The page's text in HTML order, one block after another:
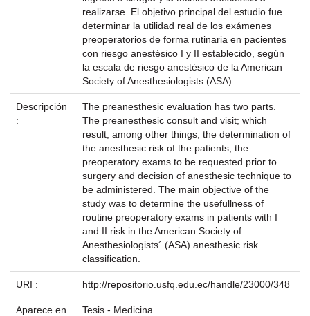
realizarse. El objetivo principal del estudio fue
determinar la utilidad real de los exámenes
preoperatorios de forma rutinaria en pacientes
con riesgo anestésico I y II establecido, según
la escala de riesgo anestésico de la American
Society of Anesthesiologists (ASA).
Descripción
:
The preanesthesic evaluation has two parts.
The preanesthesic consult and visit; which
result, among other things, the determination of
the anesthesic risk of the patients, the
preoperatory exams to be requested prior to
surgery and decision of anesthesic technique to
be administered. The main objective of the
study was to determine the usefullness of
routine preoperatory exams in patients with I
and II risk in the American Society of
Anesthesiologists´ (ASA) anesthesic risk
classification.
URI : http://repositorio.usfq.edu.ec/handle/23000/348
Aparece en
Tesis - Medicina